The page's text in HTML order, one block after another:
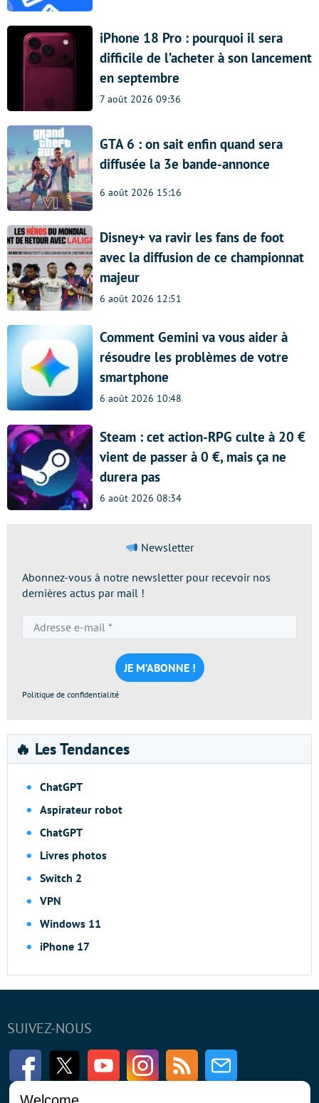
iPhone 18 Pro : pourquoi il sera
difficile de l’acheter à son lancement
en septembre
7 août 2026 09:36
GTA 6 : on sait enfin quand sera
diffusée la 3e bande-annonce
6 août 2026 15:16
Disney+ va ravir les fans de foot
avec la diffusion de ce championnat
majeur
6 août 2026 12:51
Comment Gemini va vous aider à
résoudre les problèmes de votre
smartphone
6 août 2026 10:48
Steam : cet action-RPG culte à 20 €
vient de passer à 0 €, mais ça ne
durera pas
6 août 2026 08:34
Newsletter
Abonnez-vous à notre newsletter pour recevoir nos
dernières actus par mail !
e-
mail
*
Politique de confidentialité
🔥 Les Tendances
ChatGPT
Aspirateur robot
ChatGPT
Livres photos
Switch 2
VPN
Windows 11
iPhone 17
SUIVEZ-NOUS
FacebookTwitter Youtube InstagramRSS Newsletter
Welcome